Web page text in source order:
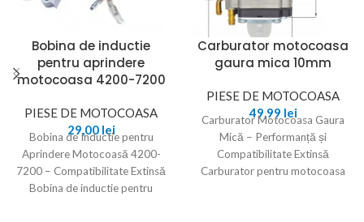
Bobina de inductie
pentru aprindere
motocoasa 4200-7200
PIESE DE MOTOCOASA
29,00 lei
Bobina de Inductie pentru
Aprindere Motocoasă 4200-
7200 – Compatibilitate Extinsă
Bobina de inductie pentru
Carburator motocoasa
gaura mica 10mm
PIESE DE MOTOCOASA
49,99 lei
Carburator Motocoasa Gaura
Mică – Performanță și
Compatibilitate Extinsă
Carburator pentru motocoasa